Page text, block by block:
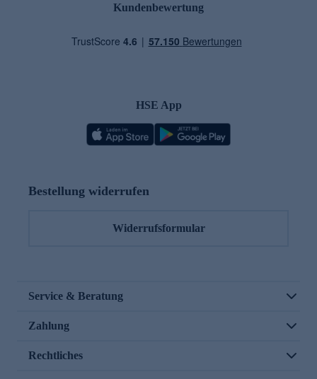
Kundenbewertung
HSE App
Bestellung widerrufen
Widerrufsformular
Service & Beratung
Zahlung
Rechtliches